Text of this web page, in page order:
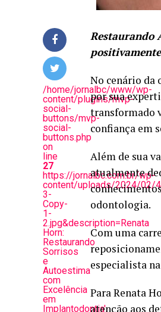
/home/jornalbc/www/wp-
content/plugins/mvp-
social-
buttons/mvp-
social-
buttons.php
on
line
27
https://jornalbc.com.br/wp-
content/uploads/2024/02/
3-
Copy-
1-
2.jpg&description=Renata
Horn:
Restaurando
Sorrisos
e
Autoestima
com
Excelência
em
Implantodontia',
Restaurando
No cenário
por sua
transformado
confiança em
Além de sua
atualmente
odontologia.
Com uma
especialista
Para Renata
atenção aos